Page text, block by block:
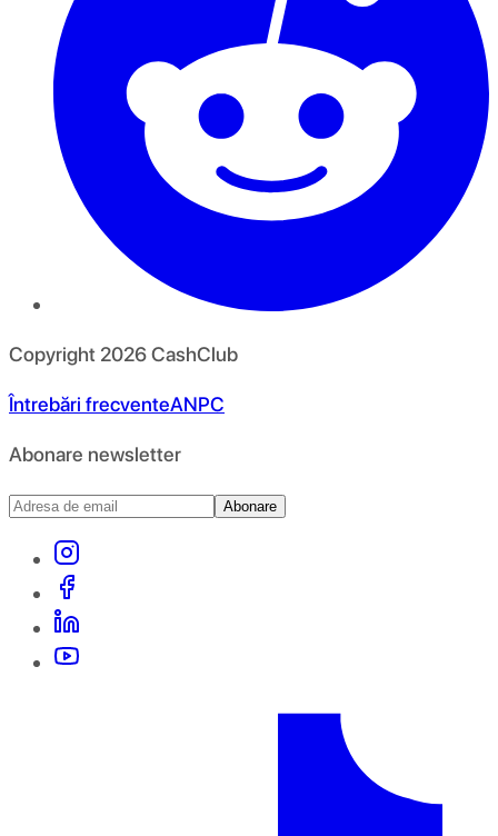
Copyright 2026CashClub
Întrebări frecventeANPC
Abonare newsletter
Abonare